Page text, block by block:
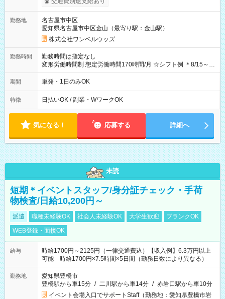
OK！（規定あり） ┗働いたその日に現金GET♪ お仕事後はコン
期間なし
勤務地
名古屋市中区
愛知県名古屋市中区金山（最寄り駅：金山駅）
株式会社ワンベルウッズ
勤務時間
勤務時間は指定なし
変形労働時間制 想定労働時間170時間/月 ☆シフト例 ＊8/15～
10/26 全日共通 08：00～12：00 17：00～21：00 ＊8/31
～9/19のみ下記シフトもあります！ 12：00～16：00 ＊9/6～
00
期間 単発・1日のみOK
特徴 日払いOK / 副業・WワークOK
気になる！ 応募する 詳細へ
未読
短期＊イベントスタッフ/身分証チェック・手荷
物検査/日給10,200円～
派遣 職種未経験OK 社会人未経験OK 大学生歓迎
ブランクOK
WEB登録・面接OK
給与
時給1700円～2125円（一律交通費込）【収入例】6.3万円以上
可能 時給1700円×7.5時間×5日間（勤務日数により異なる）
勤務地
愛知県豊橋市
豊橋駅から車15分 / 二川駅から車14分 / 赤岩口駅から車10分
イベント会場入口でサポートStaff（勤務地：愛知県豊橋市岩